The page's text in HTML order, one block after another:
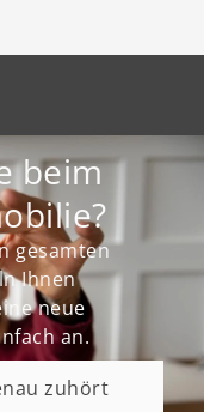
beim
gesamten
Ihnen
neue
an.
zuhört